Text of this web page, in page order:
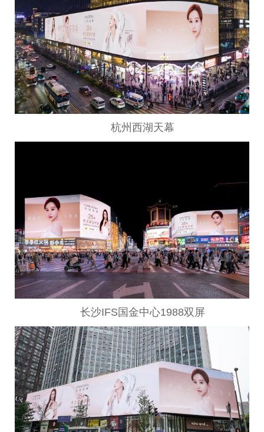
杭州西湖天幕
长沙IFS国金中心1988双屏